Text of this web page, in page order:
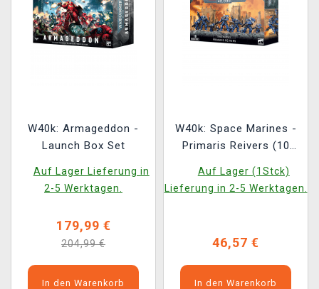
W40k: Armageddon -
Launch Box Set
Auf Lager Lieferung in
2-5 Werktagen.
179,99 €
204,99 €
In den Warenkorb
W40k: Space Marines -
Primaris Reivers (10
Auf Lager (1Stck)
Lieferung in 2-5 Werktagen.
46,57 €
In den Warenkorb